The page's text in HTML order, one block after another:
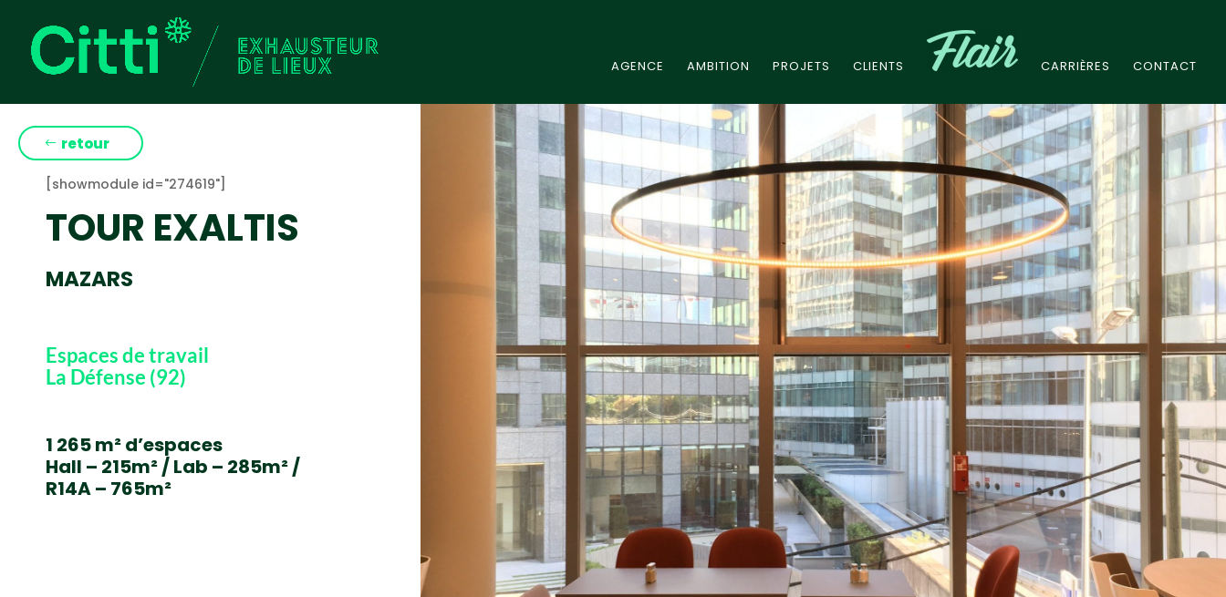
AGENCE AMBITION PROJETS CLIENTS CARRIÈRES CONTACT
retour
[showmodule id="274619"]
TOUR EXALTIS
MAZARS
Espaces de travail
La Défense (92)
1 265 m² d’espaces
Hall – 215m² / Lab – 285m² /
R14A – 765m²